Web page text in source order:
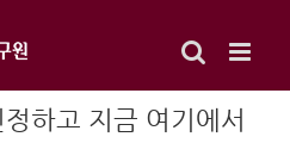
하고 지금 여기에서